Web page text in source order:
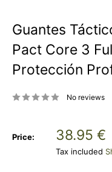
Guantes
Pact Core 3
Protección
No reviews
Price:
Sale
price
38.95 €
Tax included